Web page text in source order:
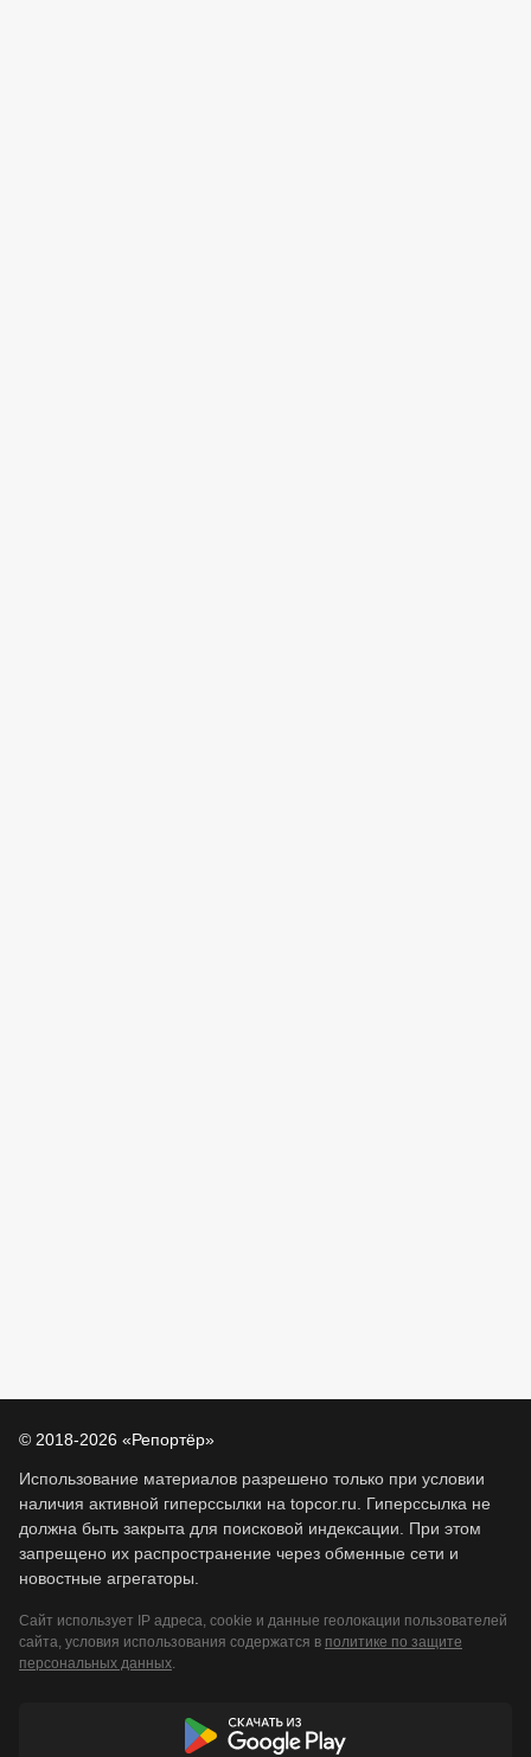
© 2018-2026 «Репортёр»
Использование материалов разрешено только при условии
наличия активной гиперссылки на topcor.ru. Гиперссылка не
должна быть закрыта для поисковой индексации. При этом
запрещено их распространение через обменные сети и
новостные агрегаторы.
Сайт использует IP адреса, cookie и данные геолокации пользователей
сайта, условия использования содержатся в политике по защите
персональных данных.